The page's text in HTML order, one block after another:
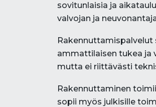
sovitunlaisia ja
valvojan ja
ammattilaisen tukea ja
mutta ei riittävästi
Rakennuttaminen
sopii myös julkisille